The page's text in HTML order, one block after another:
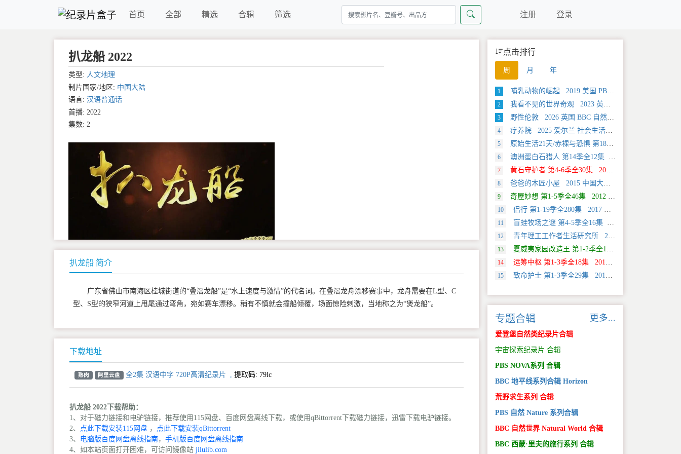
首页 全部 精选 合辑 筛选 注册 登录
扒龙船 2022
类型: 人文地理
制片国家/地区: 中国大陆
语言: 汉语普通话
首播: 2022
集数: 2
扒龙船 简介
广东省佛山市南海区桂城街道的“叠滘龙船”是“水上速度与激情”的代名词。在叠滘龙舟漂移赛事中，龙舟需要在L型、C
型、S型的狭窄河道上甩尾通过弯角，宛如赛车漂移。稍有不慎就会撞船倾覆，场面惊险刺激，当地称之为“煲龙船”。
下载地址
熟肉 阿里云盘 全2集 汉语中字 720P高清纪录片 提取码: 79lc
扒龙船 2022下载帮助：
1、对于磁力链接和电驴链接，推荐使用115网盘、百度网盘离线下载，或使用qBittorrent下载磁力链接，迅雷下载电驴链接。
2、
点此下载安装115网盘 ，
点此下载安装qBittorrent
3、
电脑版百度网盘离线指南， 手机版百度网盘离线指南
4、如本站页面打开困难，可访问镜像站 jilulib.com
点击排行
周 月 年
1 哺乳动物的崛起 2019 美国 PBS 自然类纪录片
2 我看不见的世界奇观 2023 英国 旅行类纪录片
3 野性伦敦 2026 英国 BBC 自然类纪录片
4 疗养院 2025 爱尔兰 社会生活类纪录片
5 原始生活21天/赤裸与恐惧 第18季全12集 2025 美国 Discovery 真人秀&舞台类纪录片
6 澳洲蛋白石猎人 第14季全12集 2025 美国 Discovery 真人秀&舞台类纪录片
7 黄石守护者 第4-6季全30集 2024 美国 Discovery 真人秀&舞台类纪录片
8 爸爸的木匠小屋 2015 中国大陆 社会生活类纪录片
9 奇屋妙想 第1-5季全46集 2012 美国 HGTV 真人秀&舞台类纪录片
10 侣行 第1-19季全280集 2017 中国大陆 旅行类纪录片
11 盲蛙牧场之谜 第4-5季全16集 2025 美国 Discovery 探索类纪录片
12 青年理工工作者生活研究所 2022 中国大陆 社会生活类纪录片
13 夏威夷家园改造王 第1-2季全18集 2024 美国 HGTV 真人秀&舞台类纪录片
14 运筹中枢 第1-3季全18集 2013 美国 Discovery 科学类纪录片
15 致命护士 第1-3季全29集 2016 英国 传记类纪录片
专题合辑 更多...
爱登堡自然类纪录片合辑
宇宙探索纪录片 合辑
PBS NOVA系列 合辑
BBC 地平线系列合辑 Horizon
荒野求生系列 合辑
PBS 自然 Nature 系列合辑
BBC 自然世界 Natural World 合辑
BBC 西蒙·里夫的旅行系列 合辑